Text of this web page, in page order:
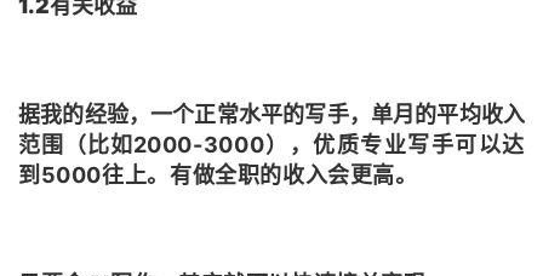
1.2有关收益
据我的经验，一个正常水平的写手，单月的平均收入
范围（比如2000-3000），优质专业写手可以达
到 5000往上。 有做全职的收入会更高。